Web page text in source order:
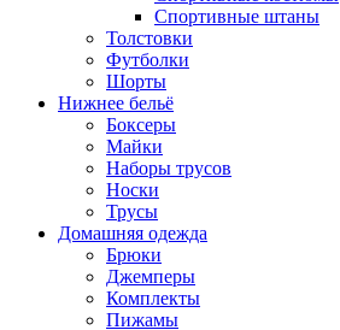
Спортивные штаны
Толстовки
Футболки
Шорты
Нижнее бельё
Боксеры
Майки
Наборы трусов
Носки
Трусы
Домашняя одежда
Брюки
Джемперы
Комплекты
Пижамы